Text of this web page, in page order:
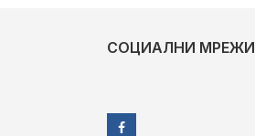
СОЦИАЛНИ МРЕЖИ